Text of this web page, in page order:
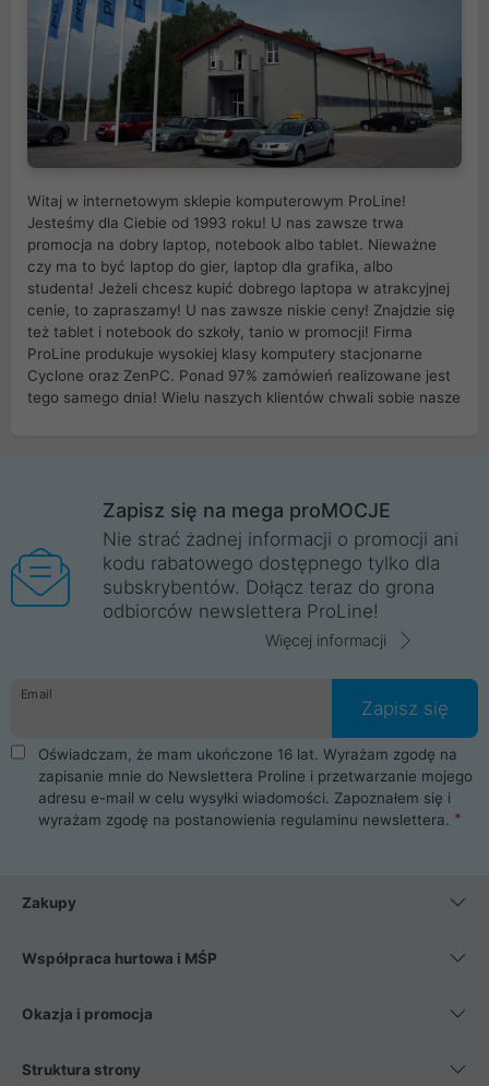
Witaj w internetowym sklepie komputerowym ProLine!
Jesteśmy dla Ciebie od 1993 roku! U nas zawsze trwa
promocja na dobry laptop, notebook albo tablet. Nieważne
czy ma to być laptop do gier, laptop dla grafika, albo
studenta! Jeżeli chcesz kupić dobrego laptopa w atrakcyjnej
cenie, to zapraszamy! U nas zawsze niskie ceny! Znajdzie się
też tablet i notebook do szkoły, tanio w promocji! Firma
ProLine produkuje wysokiej klasy komputery stacjonarne
Cyclone oraz ZenPC. Ponad 97% zamówień realizowane jest
tego samego dnia! Wielu naszych klientów chwali sobie nasze
Wrocław, Poznań, Legnica, Katowice, Gliwice, Kalisz, Bytom,
Trzebnica, Opole. Szybka i profesjonalna obsługa!
ProLine to polska firma ze 100% polskim kapitałem. Działamy
legalnie i płacimy podatki w naszym kraju! Posiadamy siedzibę
główną w Mirkowie oraz salony na terenie kraju. Cała
komunikacja ze sklepem komputerowym ProLine jest
danych osobowych. Dlatego zakup notebooka albo laptopa w
ProLine to czysta przyjemność i pełne bezpieczeństwo.
Zaopatrzysz się u nas w akcesoria i części komputerowe
takie jak procesory, karty graficzne, płyty główne, pamięci,
dyski SSD, M.2 oraz HDD. Nasi pracownicy pomogą Ci wybrać
najlepszy zasilacz komputerowy oraz obudowę do komputera.
Poza komputerami mamy również najlepsze na rynku
Smartfony takich producentów jak Xiaomi, Apple, Samsung i
wentylatory. Na koniec mając już to wszystko, możesz
Zapisz się na mega proMOCJE
Nie strać żadnej informacji o promocji ani
kodu rabatowego dostępnego tylko dla
subskrybentów. Dołącz teraz do grona
odbiorców newslettera ProLine!
Więcej informacji
Email
Zapisz się
Oświadczam, że mam ukończone 16 lat. Wyrażam zgodę na
zapisanie mnie do Newslettera Proline i przetwarzanie mojego
adresu e-mail w celu wysyłki wiadomości. Zapoznałem się i
wyrażam zgodę na postanowienia regulaminu newslettera.
Zakupy
Współpraca hurtowa i MŚP
Okazja i promocja
Struktura strony